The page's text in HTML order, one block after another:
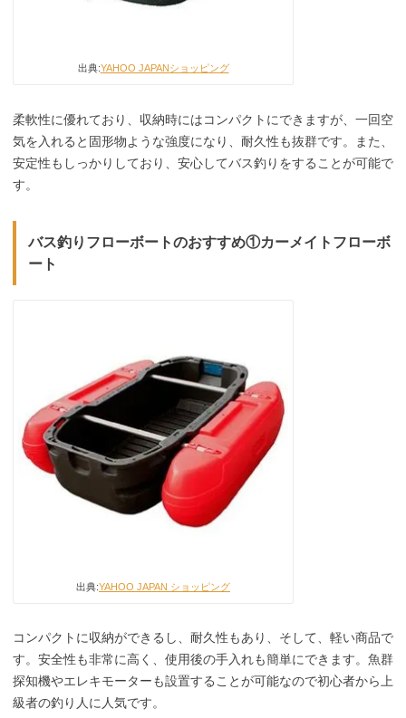
出典:YAHOO JAPANショッピング
柔軟性に優れており、収納時にはコンパクトにできますが、一回空
気を入れると固形物ような強度になり、耐久性も抜群です。また、
安定性もしっかりしており、安心してバス釣りをすることが可能で
す。
バス釣りフローボートのおすすめ①カーメイトフローボ
ート
出典:YAHOO JAPAN ショッピング
コンパクトに収納ができるし、耐久性もあり、そして、軽い商品で
す。安全性も非常に高く、使用後の手入れも簡単にできます。魚群
探知機やエレキモーターも設置することが可能なので初心者から上
級者の釣り人に人気です。